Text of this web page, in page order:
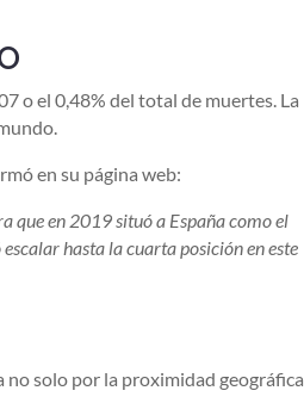
o el 0,48% del total de muertes. La
en su página web:
que en 2019 situó a España como el
hasta la cuarta posición en este
solo por la proximidad geográfica